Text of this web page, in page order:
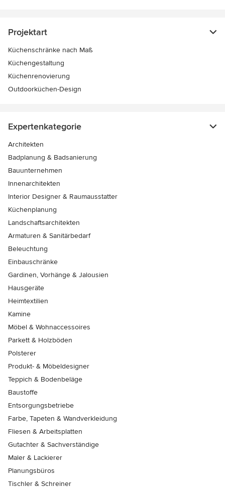
Projektart
Küchenschränke nach Maß
Küchengestaltung
Küchenrenovierung
Outdoorküchen-Design
Expertenkategorie
Architekten
Badplanung & Badsanierung
Bauunternehmen
Innenarchitekten
Interior Designer & Raumausstatter
Küchenplanung
Landschaftsarchitekten
Armaturen & Sanitärbedarf
Beleuchtung
Einbauschränke
Gardinen, Vorhänge & Jalousien
Hausgeräte
Heimtextilien
Kamine
Möbel & Wohnaccessoires
Parkett & Holzböden
Polsterer
Produkt- & Möbeldesigner
Teppich & Bodenbeläge
Baustoffe
Entsorgungsbetriebe
Farbe, Tapeten & Wandverkleidung
Fliesen & Arbeitsplatten
Gutachter & Sachverständige
Maler & Lackierer
Planungsbüros
Tischler & Schreiner